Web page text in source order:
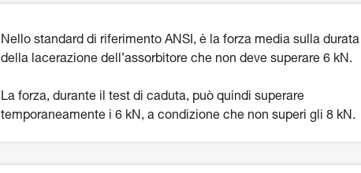
Nello standard di riferimento ANSI, è la forza media sulla durata
della lacerazione dell’assorbitore che non deve superare 6 kN.
La forza, durante il test di caduta, può quindi superare
temporaneamente i 6 kN, a condizione che non superi gli 8 kN.